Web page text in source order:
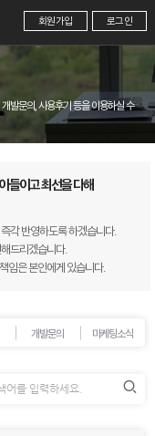
로그인
회원가입
발문의, 사용후기 등을 이용하실 수
들이고 최선을 다해
각 반영하도록 하겠습니다.
드리겠습니다.
임은 본인에게 있습니다.
개발문의 마케팅소식